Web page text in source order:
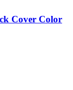
Cover Color